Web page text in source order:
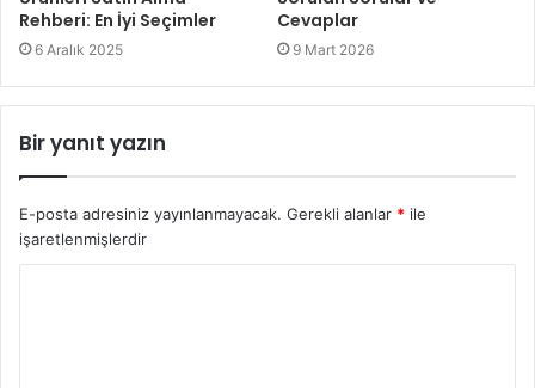
Rehberi: En İyi Seçimler
6 Aralık 2025
Cevaplar
9 Mart 2026
Bir yanıt yazın
E-posta adresiniz yayınlanmayacak. Gerekli alanlar * ile
işaretlenmişlerdir